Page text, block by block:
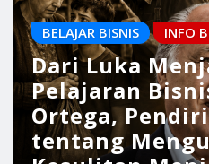
Pulaugaram Media